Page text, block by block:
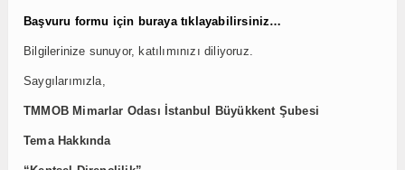
Başvuru formu için buraya tıklayabilirsiniz…
Bilgilerinize sunuyor, katılımınızı diliyoruz.
Saygılarımızla,
TMMOB Mimarlar Odası İstanbul Büyükkent Şubesi
Tema Hakkında